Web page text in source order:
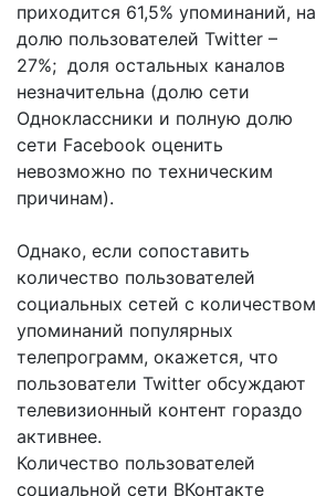
приходится 61,5% упоминаний, на
долю пользователей Twitter –
27%; доля остальных каналов
незначительна (долю сети
Одноклассники и полную долю
сети Facebook оценить
невозможно по техническим
причинам).
Однако, если сопоставить
количество пользователей
социальных сетей с количеством
упоминаний популярных
телепрограмм, окажется, что
пользователи Twitter обсуждают
телевизионный контент гораздо
активнее.
Количество пользователей
социальной сети ВКонтакте